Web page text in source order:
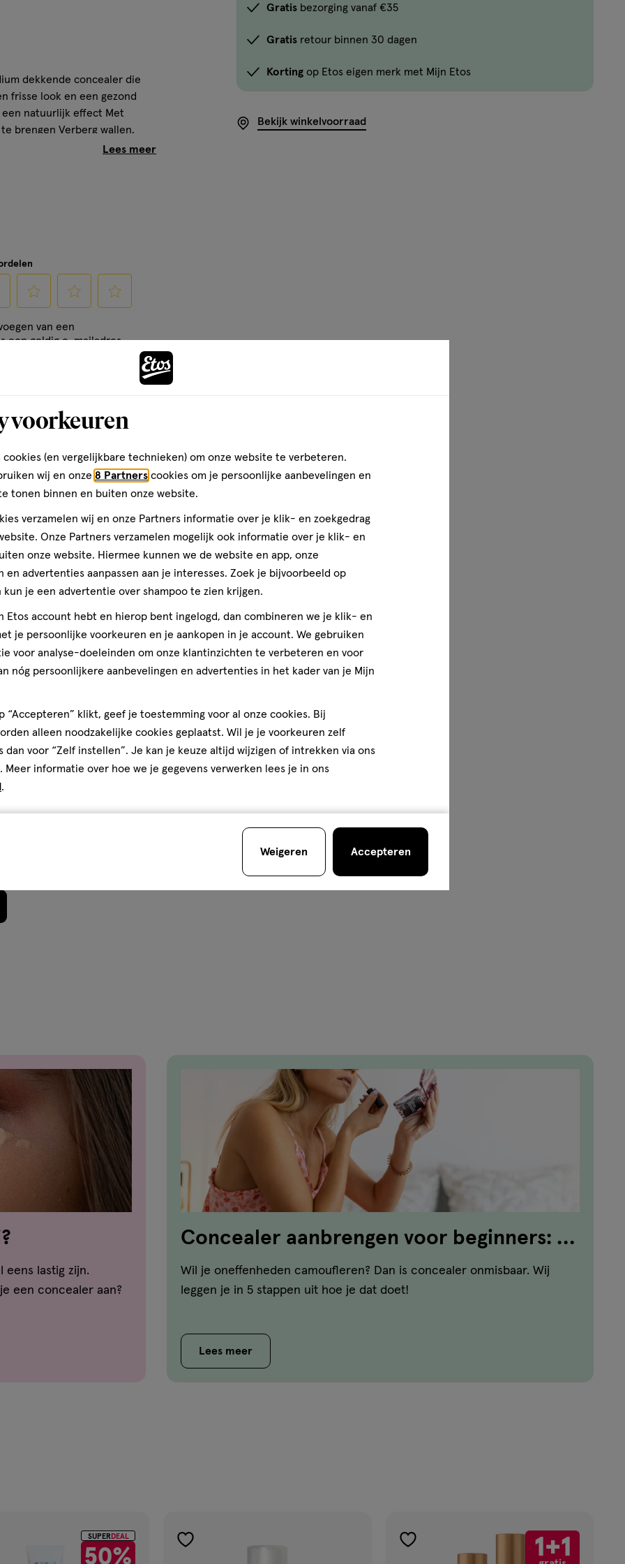
nog
Gratisbezorging vanaf €35
Gratisretour binnen 30 dagen
Kortingop Etos eigen merk met Mijn Etos
Bekijk winkelvoorraad
dekkende concealer die
frisse look en een gezond
natuurlijk effect Met
brengen Verberg wallen,
verschillende kleuren om zo
met een vlekkeloze,
en imperfecties zoals
De Fit Me concealer
huid en een natuurlijke
zodat jij ontdekt welke kleur
Niet-comedogeen,
Me foundation hebt gebruikt
in een lichtere kleur dan de
de zelfde kleur als de huid
vetter huidtype hebt kun je
stap de Fit Me Powder
met de Fit Me blush.
Hydrogenated
Titanium Dioxide [Nano]
Sulfate, Disteardimonium
Copolymer, Alumina,
Recutita Extract /
Dioxide, Ci 77491, Ci
New York bruist en is
zorgt ervoor dat je in een
producten zijn simpel in
gebruik van dit product
om
beoordelen
met
sterren.
Hiermee
open
je
een
vragenformulier.
om
beoordelen
met
sterren.
Hiermee
open
je
een
vragenformulier.
om
met
sterren.
Hiermee
open
je
een
vragenformulier.
van een
een geldig e-mailadres
op Recentste
Kwaliteit
Kwaliteit, 3.0 van 5
Prijs
eens lastig zijn.
een concealer aan?
Concealer aanbrengen voor beginners: in
5 stappen
Wil je oneffenheden camoufleren? Dan is concealer onmisbaar. Wij
leggen je in 5 stappen uit hoe je dat doet!
Lees meer
SUPER DEAL
50%
toevoegen
1+1
toevoegen
voorkeuren
cookies (en vergelijkbare technieken) om onze website te verbeteren.
wij en onze 8 Partners cookies om je persoonlijke aanbevelingen en
tonen binnen en buiten onze website.
verzamelen wij en onze Partners informatie over je klik- en zoekgedrag
Onze Partners verzamelen mogelijk ook informatie over je klik- en
onze website. Hiermee kunnen we de website en app, onze
en advertenties aanpassen aan je interesses. Zoek je bijvoorbeeld op
kun je een advertentie over shampoo te zien krijgen.
Etos account hebt en hierop bent ingelogd, dan combineren we je klik- en
je persoonlijke voorkeuren en je aankopen in je account. We gebruiken
voor analyse-doeleinden om onze klantinzichten te verbeteren en voor
nóg persoonlijkere aanbevelingen en advertenties in het kader van je Mijn
“Accepteren” klikt, geef je toestemming voor al onze cookies. Bij
alleen noodzakelijke cookies geplaatst. Wil je je voorkeuren zelf
dan voor “Zelf instellen”. Je kan je keuze altijd wijzigen of intrekken via ons
. Meer informatie over hoe we je gegevens verwerken lees je in ons
.
Weigeren Accepteren